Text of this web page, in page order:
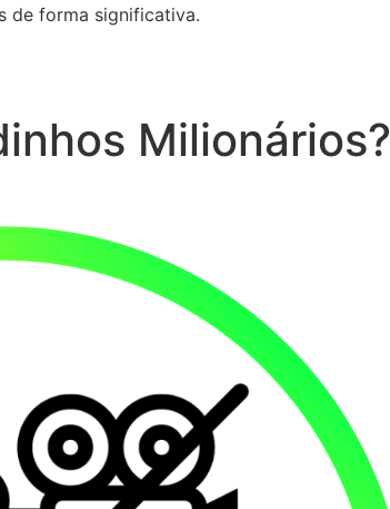
de forma significativa.
Milionários?